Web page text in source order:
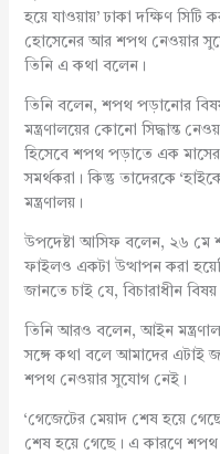
হয়ে যাওয়ায়’ ঢাকা দক্ষিণ
হোসেনের আর শপথ নেওয়ার
তিনি এ কথা বলেন।
তিনি বলেন, শপথ পড়ানোর
মন্ত্রণালয়ের কোনো সিদ্ধান্ত
হিসেবে শপথ পড়াতে এক
সমর্থকরা। কিন্তু তাদেরকে
মন্ত্রণালয়।
উপদেষ্টা আসিফ বলেন, ২৬ মে
ফাইলও একটা উত্থাপন করা
জানতে চাই যে, বিচারাধীন
তিনি আরও বলেন, আইন
সঙ্গে কথা বলে আমাদের এটাই
শপথ নেওয়ার সুযোগ নেই।
‘গেজেটের মেয়াদ শেষ হয়ে
শেষ হয়ে গেছে। এ কারণে